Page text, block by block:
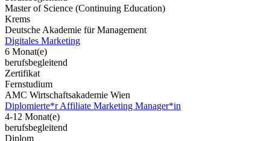
Master of Science (Continuing Education)
Krems
Deutsche Akademie für Management
Digitales Marketing
6 Monat(e)
berufsbegleitend
Zertifikat
Fernstudium
AMC Wirtschaftsakademie Wien
Diplomierte*r Affiliate Marketing Manager*in
4-12 Monat(e)
berufsbegleitend
Diplom